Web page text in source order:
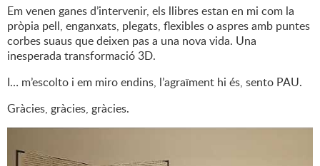
Em venen ganes d’intervenir, els llibres estan en mi com la
pròpia pell, enganxats, plegats, flexibles o aspres amb puntes
corbes suaus que deixen pas a una nova vida. Una
inesperada transformació 3D.
I… m’escolto i em miro endins, l’agraïment hi és, sento PAU.
Gràcies, gràcies, gràcies.